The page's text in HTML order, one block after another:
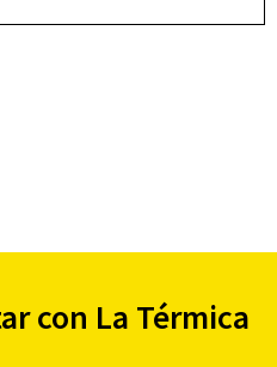
con La Térmica